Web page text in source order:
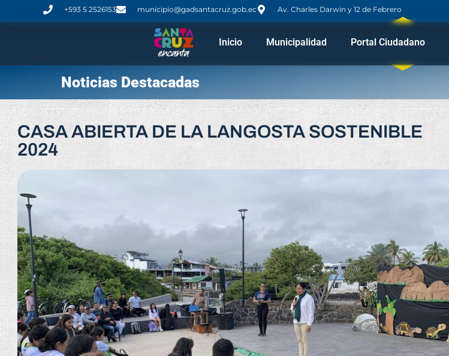
+593 5 2526153 municipio@gadsantacruz.gob.ec Av. Charles Darwin y 12 de Febrero
Inicio Municipalidad Portal Ciudadano
Noticias Destacadas
CASA ABIERTA DE LA LANGOSTA SOSTENIBLE
2024